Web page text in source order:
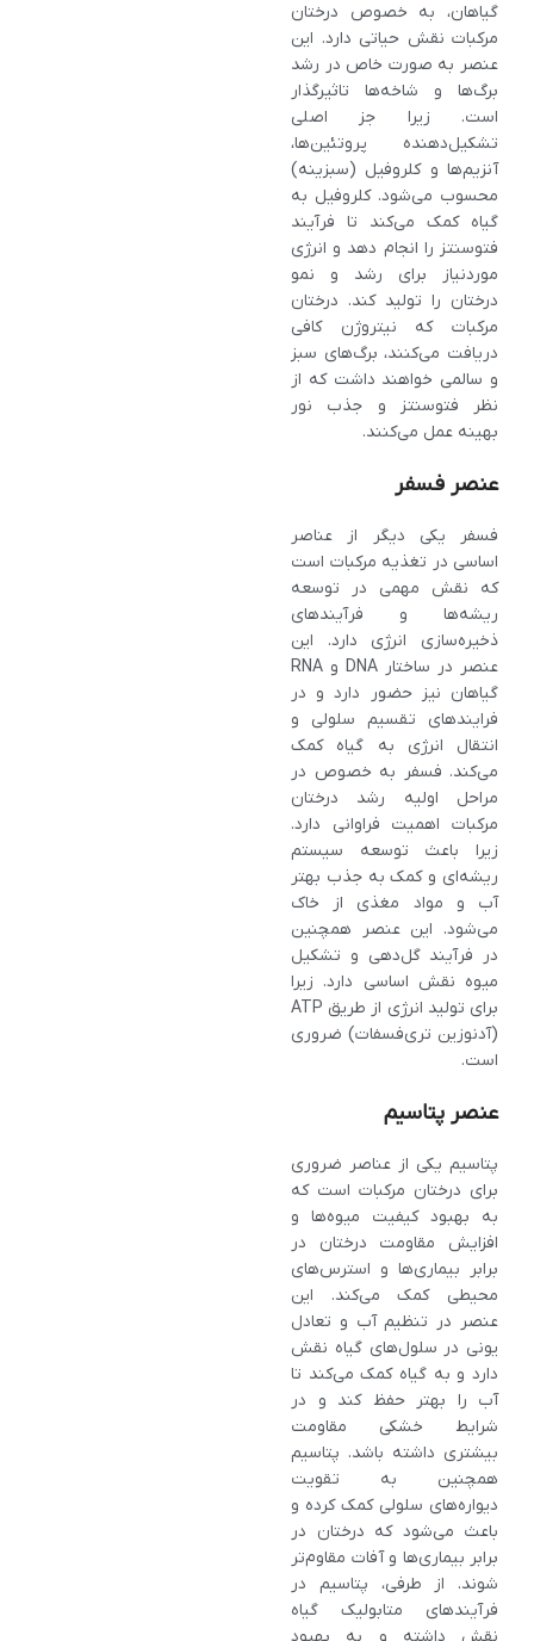
گیاهان، به خصوص درختان
مرکبات نقش حیاتی دارد. این
عنصر به صورت خاص در رشد
برگ‌ها و شاخه‌ها تاثیرگذار
است. زیرا جز اصلی
تشکیل‌دهنده پروتئین‌ها،
آنزیم‌ها و کلروفیل (سبزینه)
محسوب می‌شود. کلروفیل به
گیاه کمک می‌کند تا فرآیند
فتوسنتز را انجام دهد و انرژی
موردنیاز برای رشد و نمو
درختان را تولید کند. درختان
مرکبات که نیتروژن کافی
دریافت می‌کنند، برگ‌های سبز
و سالمی خواهند داشت که از
نظر فتوسنتز و جذب نور
بهینه عمل می‌کنند.
عنصر فسفر
فسفر یکی دیگر از عناصر
اساسی در تغذیه مرکبات است
که نقش مهمی در توسعه
ریشه‌ها و فرآیندهای
ذخیره‌سازی انرژی دارد. این
عنصر در ساختار DNA و RNA
گیاهان نیز حضور دارد و در
فرایندهای تقسیم سلولی و
انتقال انرژی به گیاه کمک
می‌کند. فسفر به خصوص در
مراحل اولیه رشد درختان
مرکبات اهمیت فراوانی دارد.
زیرا باعث توسعه سیستم
ریشه‌ای و کمک به جذب بهتر
آب و مواد مغذی از خاک
می‌شود. این عنصر همچنین
در فرآیند گل‌دهی و تشکیل
میوه نقش اساسی دارد. زیرا
برای تولید انرژی از طریق ATP
(آدنوزین تری‌فسفات) ضروری
است.
عنصر پتاسیم
پتاسیم یکی از عناصر ضروری
برای درختان مرکبات است که
به بهبود کیفیت میوه‌ها و
افزایش مقاومت درختان در
برابر بیماری‌ها و استرس‌های
محیطی کمک می‌کند. این
عنصر در تنظیم آب و تعادل
یونی در سلول‌های گیاه نقش
دارد و به گیاه کمک می‌کند تا
آب را بهتر حفظ کند و در
شرایط خشکی مقاومت
بیشتری داشته باشد. پتاسیم
همچنین به تقویت
دیواره‌های سلولی کمک کرده و
باعث می‌شود که درختان در
برابر بیماری‌ها و آفات مقاوم‌تر
شوند. از طرفی، پتاسیم در
فرآیندهای متابولیک گیاه